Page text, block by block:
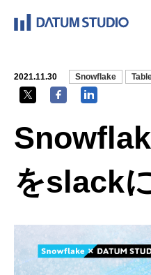
2021.11.30 Snowflake
をslack